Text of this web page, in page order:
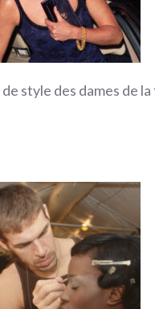
style des dames de